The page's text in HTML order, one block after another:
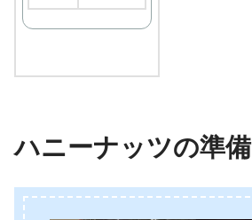
ハニーナッツの準備